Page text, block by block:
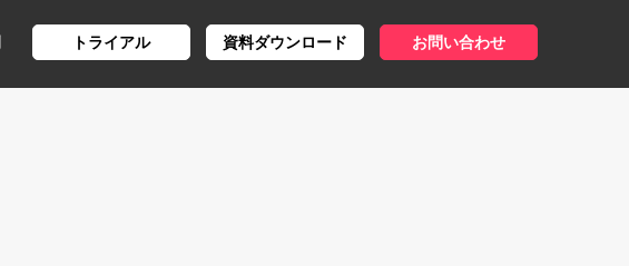
トライアル 資料ダウンロード お問い合わせ